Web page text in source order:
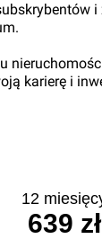
i
karierę i
12
639 zł